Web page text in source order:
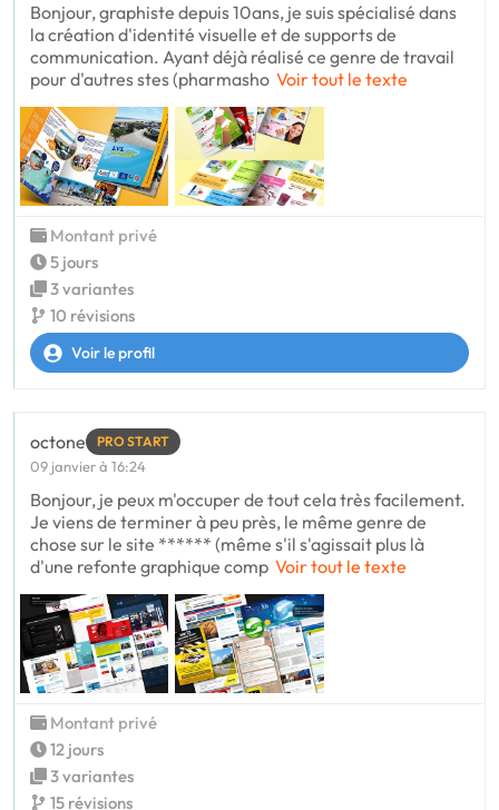
Bonjour, graphiste depuis 10ans, je suis spécialisé dans
la création d'identité visuelle et de supports de
communication. Ayant déjà réalisé ce genre de travail
pour d'autres stes (pharmasho Voir tout le texte
Montant privé
5 jours
3 variantes
10 révisions
Voir le profil
octone PRO START
09 janvier à 16:24
Bonjour, je peux m'occuper de tout cela très facilement.
Je viens de terminer à peu près, le même genre de
chose sur le site ****** (même s'il s'agissait plus là
d'une refonte graphique comp Voir tout le texte
Montant privé
12 jours
3 variantes
15 révisions